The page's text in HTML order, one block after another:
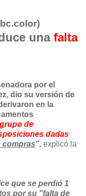
unafalta
por el
dio su versión de
en la
de
dadas
compras”, explicó la
que se perdió 1
por su "falta de